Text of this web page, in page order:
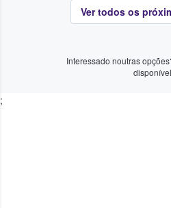
Ver todos os
Interessado noutras
;